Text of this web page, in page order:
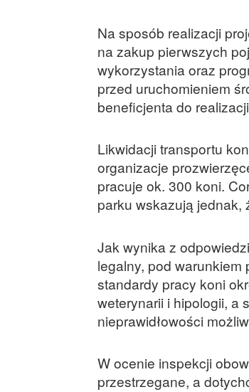
Na sposób realizacji
na zakup pierwszych
wykorzystania oraz
przed uruchomieniem
beneficjenta do
Likwidacji transportu
organizacje
pracuje ok. 300 koni.
parku wskazują jednak,
Jak wynika z
legalny, pod
standardy pracy koni
weterynarii i hipologii, a
nieprawidłowości
W ocenie inspekcji
przestrzegane, a